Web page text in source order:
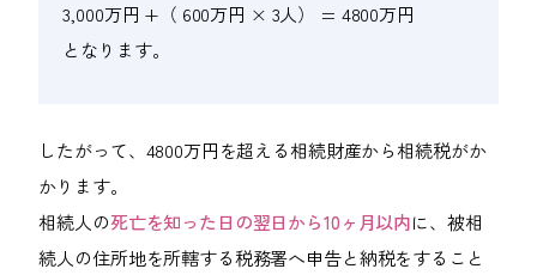
3,000万円 +（ 600万円 × 3人） = 4800万円
となります。
したがって、4800万円を超える相続財産から相続税がか
かります。
相続人の死亡を知った日の翌日から10ヶ月以内に、被相
続人の住所地を所轄する税務署へ申告と納税をすること